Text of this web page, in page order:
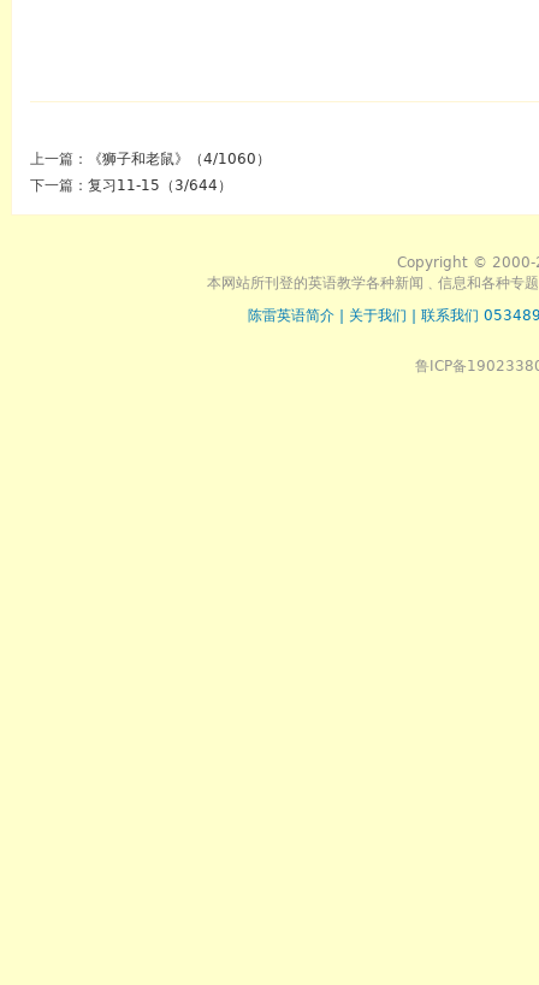
上一篇：
《狮子和老鼠》（4/1060）
下一篇： 复习11-15（3/644）
Copyright © 2000-
本网站所刊登的英语教学各种新闻﹑信息和各种专
陈雷英语简介
关于我们 联系我们
鲁ICP备